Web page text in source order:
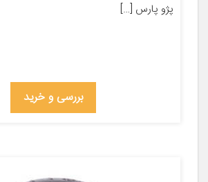
پژو پارس […]
بررسی و خرید